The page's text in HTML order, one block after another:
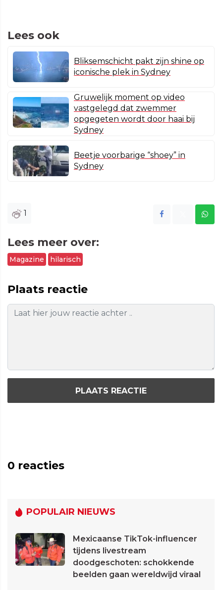
Lees ook
Bliksemschicht pakt zijn shine op
iconische plek in Sydney
Gruwelijk moment op video
vastgelegd dat zwemmer
opgegeten wordt door haai bij
Sydney
Beetje voorbarige “shoey” in
Sydney
1
Lees meer over:
Magazine hilarisch
Plaats reactie
PLAATS REACTIE
0 reacties
POPULAIR NIEUWS
Mexicaanse TikTok-influencer
tijdens livestream
doodgeschoten: schokkende
beelden gaan wereldwijd viraal